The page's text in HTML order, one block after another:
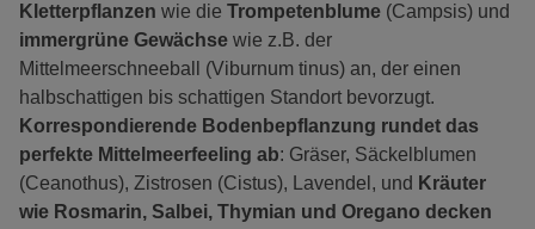
Kletterpflanzen wie die Trompetenblume (Campsis) und
immergrüne Gewächse wie z.B. der
Mittelmeerschneeball (Viburnum tinus) an, der einen
halbschattigen bis schattigen Standort bevorzugt.
Korrespondierende Bodenbepflanzung rundet das
perfekte Mittelmeerfeeling ab: Gräser, Säckelblumen
(Ceanothus), Zistrosen (Cistus), Lavendel, und Kräuter
wie Rosmarin, Salbei, Thymian und Oregano decken